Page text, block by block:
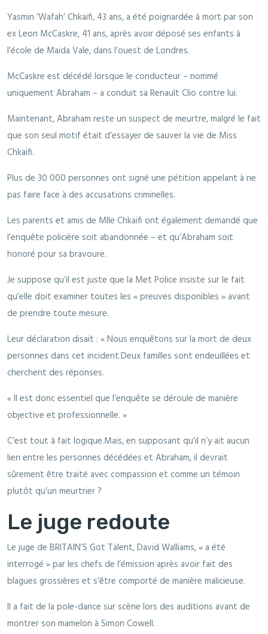
Yasmin ‘Wafah’ Chkaifi, 43 ans, a été poignardée à mort par son
ex Leon McCaskre, 41 ans, après avoir déposé ses enfants à
l’école de Maida Vale, dans l’ouest de Londres.
McCaskre est décédé lorsque le conducteur – nommé
uniquement Abraham – a conduit sa Renault Clio contre lui.
Maintenant, Abraham reste un suspect de meurtre, malgré le fait
que son seul motif était d’essayer de sauver la vie de Miss
Chkaifi.
Plus de 30 000 personnes ont signé une pétition appelant à ne
pas faire face à des accusations criminelles.
Les parents et amis de Mlle Chkaifi ont également demandé que
l’enquête policière soit abandonnée – et qu’Abraham soit
honoré pour sa bravoure.
Je suppose qu’il est juste que la Met Police insiste sur le fait
qu’elle doit examiner toutes les « preuves disponibles » avant
de prendre toute mesure.
Leur déclaration disait : « Nous enquêtons sur la mort de deux
personnes dans cet incident.Deux familles sont endeuillées et
cherchent des réponses.
« Il est donc essentiel que l’enquête se déroule de manière
objective et professionnelle. »
C’est tout à fait logique.Mais, en supposant qu’il n’y ait aucun
lien entre les personnes décédées et Abraham, il devrait
sûrement être traité avec compassion et comme un témoin
plutôt qu’un meurtrier ?
Le juge redoute
Le juge de BRITAIN’S Got Talent, David Walliams, « a été
interrogé » par les chefs de l’émission après avoir fait des
blagues grossières et s’être comporté de manière malicieuse.
Il a fait de la pole-dance sur scène lors des auditions avant de
montrer son mamelon à Simon Cowell.